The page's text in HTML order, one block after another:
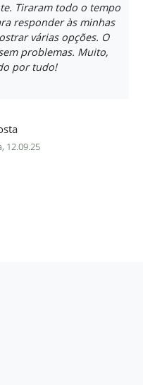
Tiraram todo o tempo
responder às minhas
várias opções. O
problemas. Muito,
por tudo!
12.09.25